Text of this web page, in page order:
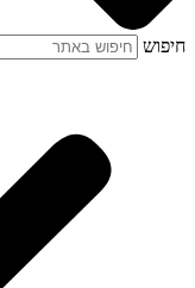
חיפוש